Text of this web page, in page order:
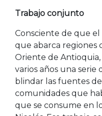
Trabajo conjunto
Consciente de que
que abarca regiones
Oriente de
varios años una serie
blindar las fuentes
comunidades que
que se consume en